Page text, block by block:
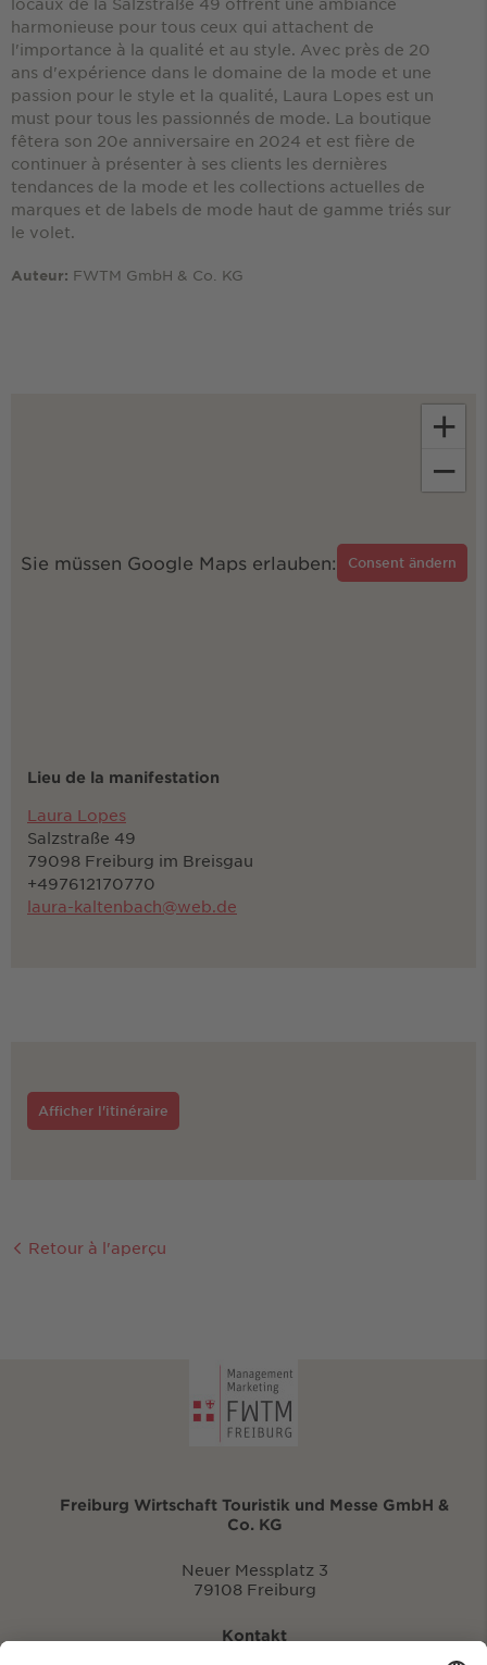
harmonieuse pour tous ceux qui attachent de
l'importance à la qualité et au style. Avec près de 20
ans d'expérience dans le domaine de la mode et une
passion pour le style et la qualité, Laura Lopes est un
must pour tous les passionnés de mode. La boutique
fêtera son 20e anniversaire en 2024 et est fière de
continuer à présenter à ses clients les dernières
tendances de la mode et les collections actuelles de
marques et de labels de mode haut de gamme triés sur
le volet.
Auteur: FWTM GmbH & Co. KG
Sie müssen Google Maps erlauben: Consent ändern
+
−
Lieu de la manifestation
Laura Lopes
Salzstraße 49
79098 Freiburg im Breisgau
+497612170770
laura-kaltenbach@web.de
Afficher l'itinéraire
Retour à l'aperçu
Freiburg Wirtschaft Touristik und Messe GmbH &
Co. KG
Neuer Messplatz 3
79108 Freiburg
Kontakt